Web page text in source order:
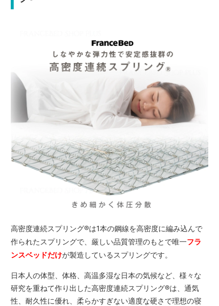
高密度連続スプリング®は1本の鋼線を高密度に編み込んで
作られたスプリングで、厳しい品質管理のもとで唯一フラ
ンスベッドだけが製造しているスプリングです。
日本人の体型、体格、高温多湿な日本の気候など、様々な
研究を重ねて作り出した高密度連続スプリング®は、通気
性、耐久性に優れ、柔らかすぎない適度な硬さで理想の寝